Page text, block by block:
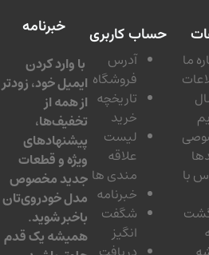
حساب کاربری
آدرس
فروشگاه
تاریخچه
لیست
مندی ها
خبرنامه
شگفت
خبرنامه
با وارد کردن
ایمیل خود، زودتر
از همه از
تخفیف‌ها،
پیشنهادهای
ویژه و قطعات
جدید مخصوص
مدل خودروی‌تان
باخبر شوید.
همیشه یک قدم